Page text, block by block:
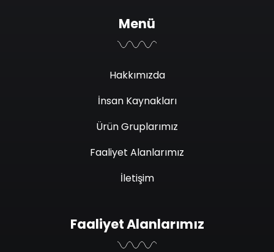
Menü
Hakkımızda
İnsan Kaynakları
Ürün Gruplarımız
Faaliyet Alanlarımız
İletişim
Faaliyet Alanlarımız